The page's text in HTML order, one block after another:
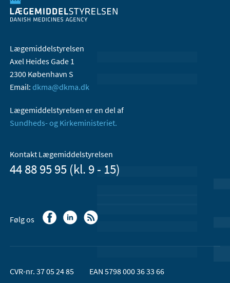
Lægemiddelstyrelsen
Axel Heides Gade 1
2300 København S
Email: dkma@dkma.dk
Lægemiddelstyrelsen er en del af
Sundheds- og Kirkeministeriet.
Kontakt Lægemiddelstyrelsen
44 88 95 95 (kl. 9 - 15)
Følg os
CVR-nr. 37 05 24 85 EAN 5798 000 36 33 66